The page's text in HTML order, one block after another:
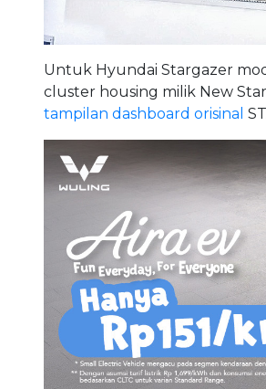
Untuk Hyundai Stargazer
cluster housing milik New
tampilan dashboard orisinal